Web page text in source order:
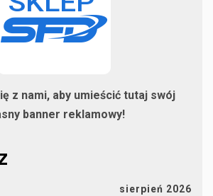
z nami, aby umieścić tutaj swój
banner reklamowy!
sierpień 2026